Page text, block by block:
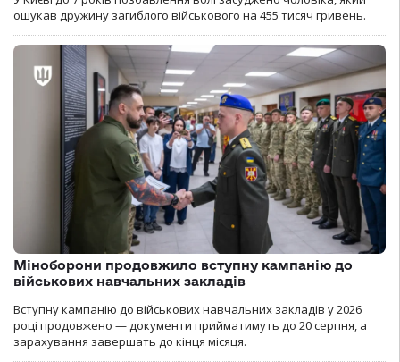
ошукав дружину загиблого військового на 455 тисяч гривень.
Міноборони продовжило вступну кампанію до
військових навчальних закладів
Вступну кампанію до військових навчальних закладів у 2026
році продовжено — документи прийматимуть до 20 серпня, а
зарахування завершать до кінця місяця.